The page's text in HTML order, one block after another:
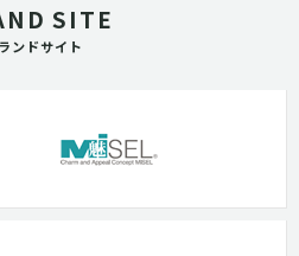
SITE
ンドサイト